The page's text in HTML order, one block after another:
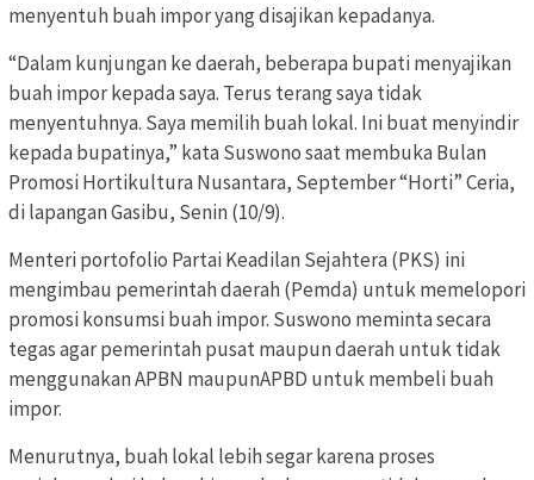
menyentuh buah impor yang disajikan kepadanya.
“Dalam kunjungan ke daerah, beberapa bupati menyajikan
buah impor kepada saya. Terus terang saya tidak
menyentuhnya. Saya memilih buah lokal. Ini buat menyindir
kepada bupatinya,” kata Suswono saat membuka Bulan
Promosi Hortikultura Nusantara, September “Horti” Ceria,
di lapangan Gasibu, Senin (10/9).
Menteri portofolio Partai Keadilan Sejahtera (PKS) ini
mengimbau pemerintah daerah (Pemda) untuk memelopori
promosi konsumsi buah impor. Suswono meminta secara
tegas agar pemerintah pusat maupun daerah untuk tidak
menggunakan APBN maupunAPBD untuk membeli buah
impor.
Menurutnya, buah lokal lebih segar karena proses